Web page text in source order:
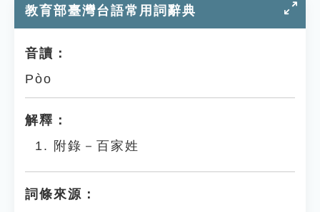
教育部臺灣台語常用詞辭典
音讀：
Pòo
解釋：
附錄－百家姓
詞條來源：